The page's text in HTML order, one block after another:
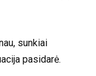
sunkiai
pasidarė.